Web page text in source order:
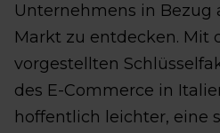
Unternehmens in Bezug
Markt zu entdecken. Mit
vorgestellten
des E-Commerce in
hoffentlich leichter, eine